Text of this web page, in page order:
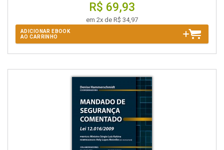
R$ 69,93
em 2x de R$ 34,97
ADICIONAR EBOOK
AO CARRINHO